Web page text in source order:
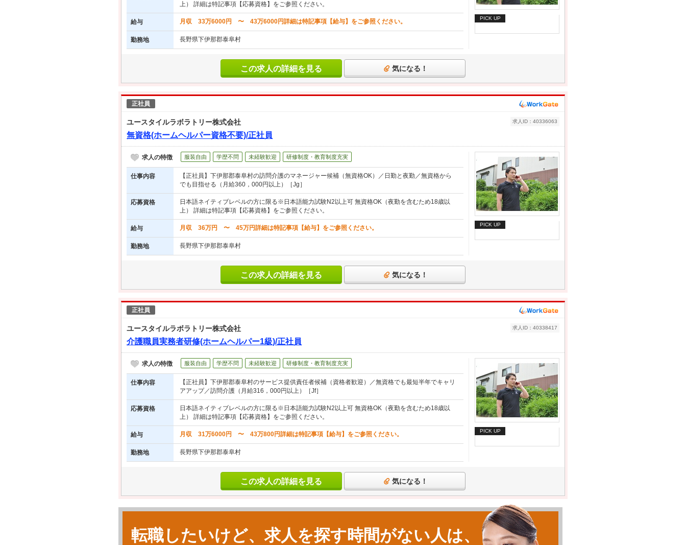
上） 詳細は特記事項【応募資格】をご参照ください。
給与 月収 33万6000円 〜 43万6000円詳細は特記事項【給与】をご参照ください。
勤務地 長野県下伊那郡泰阜村
PICK UP
この求人の詳細を見る 気になる！
正社員
ユースタイルラボラトリー株式会社
無資格(ホームヘルパー資格不要)/正社員
求人ID：40336063
求人の特徴 服装自由 学歴不問 未経験歓迎 研修制度・教育制度充実
仕事内容
【正社員】下伊那郡泰阜村の訪問介護のマネージャー候補（無資格OK）／日勤と夜勤／無資格から
でも目指せる（月給360，000円以上）［Jg］
応募資格
日本語ネイティブレベルの方に限る※日本語能力試験N2以上可 無資格OK（夜勤を含むため18歳以
上） 詳細は特記事項【応募資格】をご参照ください。
給与 月収 36万円 〜 45万円詳細は特記事項【給与】をご参照ください。
勤務地 長野県下伊那郡泰阜村
PICK UP
この求人の詳細を見る 気になる！
正社員
ユースタイルラボラトリー株式会社
介護職員実務者研修(ホームヘルパー1級)/正社員
求人ID：40338417
求人の特徴 服装自由 学歴不問 未経験歓迎 研修制度・教育制度充実
仕事内容
【正社員】下伊那郡泰阜村のサービス提供責任者候補（資格者歓迎）／無資格でも最短半年でキャリ
アアップ／訪問介護（月給316，000円以上）［Jf］
応募資格
日本語ネイティブレベルの方に限る※日本語能力試験N2以上可 無資格OK（夜勤を含むため18歳以
上） 詳細は特記事項【応募資格】をご参照ください。
給与 月収 31万6000円 〜 43万800円詳細は特記事項【給与】をご参照ください。
勤務地 長野県下伊那郡泰阜村
PICK UP
この求人の詳細を見る 気になる！
転職したいけど、求人を探す時間がない人は、